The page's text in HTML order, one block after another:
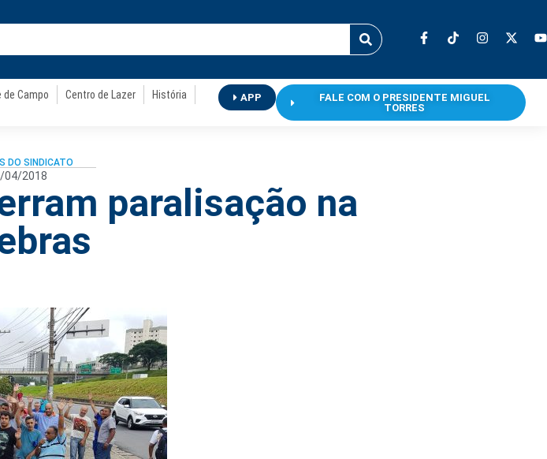
de Campo Centro de Lazer
História
APP
FALE COM O PRESIDENTE MIGUEL
TORRES
DO SINDICATO
04/2018
paralisação na